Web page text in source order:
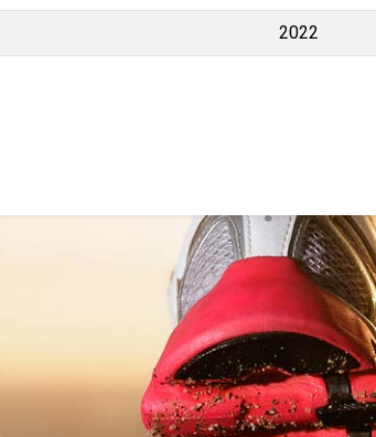
2022